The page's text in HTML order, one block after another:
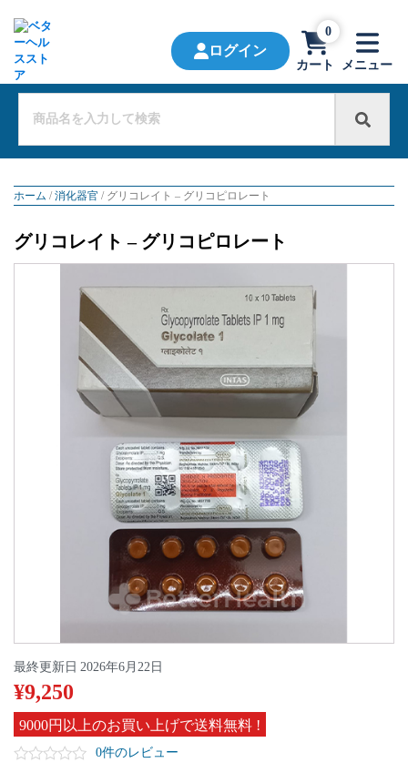
ログイン
カート
0
メニュー
ホーム /消化器官 / グリコレイト – グリコピロレート
グリコレイト – グリコピロレート
¥9,250
9000円以上のお買い上げで送料無料 !
最終更新日 2026年6月22日
0件のレビュー